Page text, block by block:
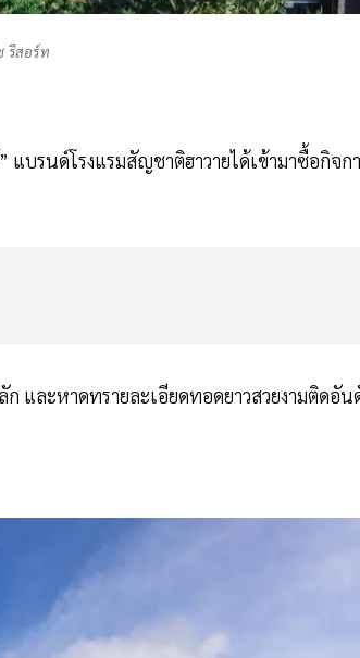
รีสอร์ท
บรนด์โรงแรมสัญชาติฮาวายได้เข้ามาซื้อกิจก
ก และหาดทรายละเอียดทอดยาวสวยงามติดอั